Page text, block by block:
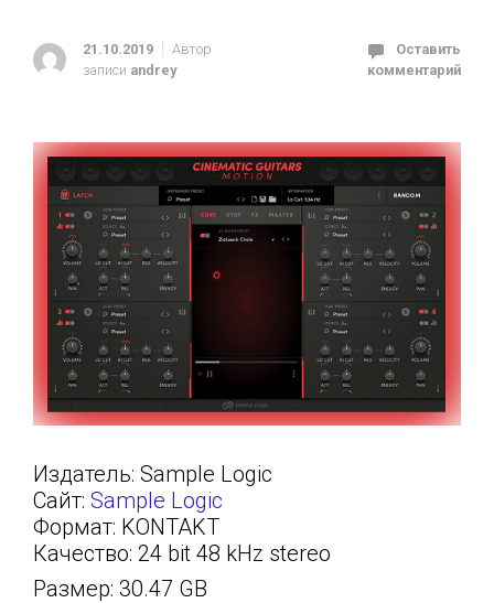
21.10.2019
Автор
записи andrey
Оставить
комментарий
Издатель: Sample Logic
Сайт: Sample Logic
Формат: KONTAKT
Качество: 24 bit 48 kHz stereo
Размер: 30.47 GB